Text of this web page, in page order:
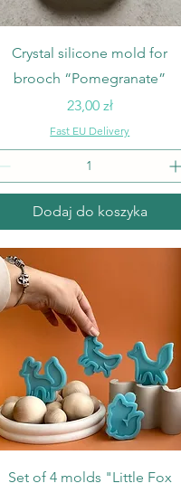
Podgląd
Crystal silicone mold for
brooch “Pomegranate”
Cena
23,00 zł
Fast EU Delivery
Dodaj do koszyka
Podgląd
Set of 4 molds "Little Fox